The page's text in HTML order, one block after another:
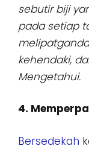
sebutir biji
pada setiap
kehendaki,
Mengetahui.
4.
Bersedekah